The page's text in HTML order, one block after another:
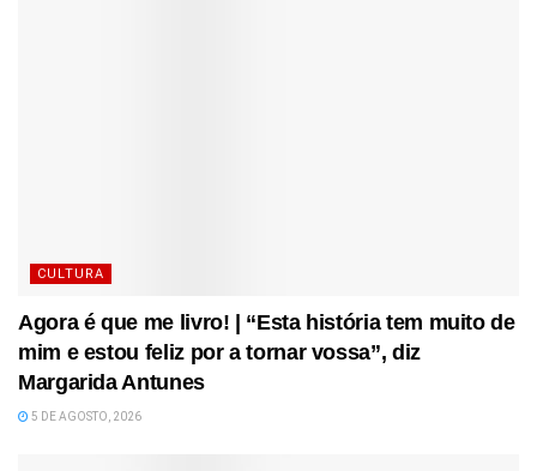
CULTURA
Agora é que me livro! | “Esta história tem muito de
mim e estou feliz por a tornar vossa”, diz
Margarida Antunes
5 DE AGOSTO, 2026